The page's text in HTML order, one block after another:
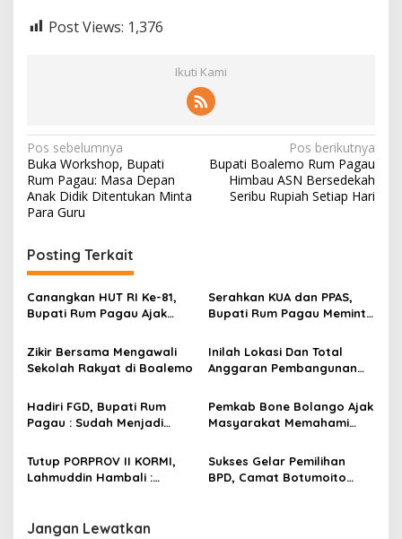
Post Views: 1,376
Ikuti Kami
N
a
v
g
a
s
p
o
s
Pos sebelumnya
Buka Workshop, Bupati
Rum Pagau: Masa Depan
Anak Didik Ditentukan Minta
Para Guru
Pos berikutnya
Bupati Boalemo Rum Pagau
Himbau ASN Bersedekah
Seribu Rupiah Setiap Hari
Posting Terkait
Canangkan HUT RI Ke-81,
Bupati Rum Pagau Ajak
Serahkan KUA dan PPAS,
Bupati Rum Pagau Meminta
Zikir Bersama Mengawali
Sekolah Rakyat di Boalemo
Inilah Lokasi Dan Total
Anggaran Pembangunan
Hadiri FGD, Bupati Rum
Pagau : Sudah Menjadi
Melindungi Masyarakat
Pemkab Bone Bolango Ajak
Masyarakat Memahami
Penonaktifan Kades Toto
Utara
Tutup PORPROV II KORMI,
Lahmuddin Hambali :
Sukses Gelar Pemilihan
BPD, Camat Botumoito
Jangan Lewatkan